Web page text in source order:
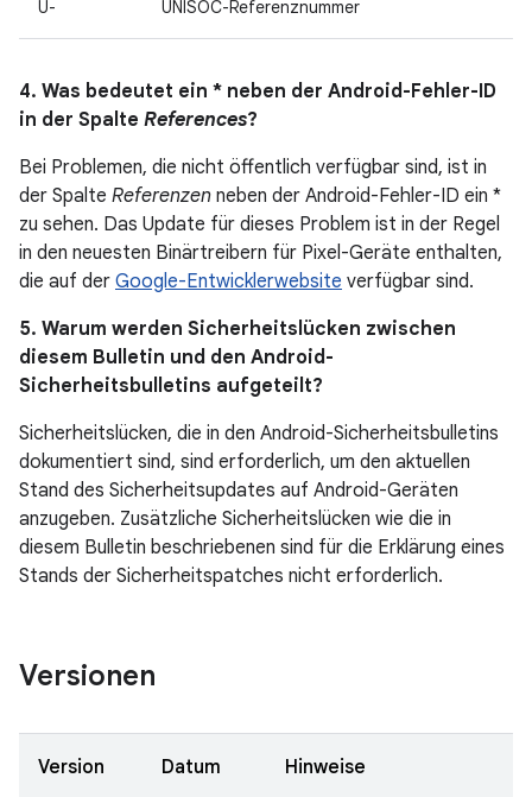
U- UNISOC-Referenznummer
4. Was bedeutet ein * neben der Android-Fehler-ID
in der Spalte References?
Bei Problemen, die nicht öffentlich verfügbar sind, ist in
der Spalte Referenzen neben der Android-Fehler-ID ein *
zu sehen. Das Update für dieses Problem ist in der Regel
in den neuesten Binärtreibern für Pixel-Geräte enthalten,
die auf der Google-Entwicklerwebsite verfügbar sind.
5. Warum werden Sicherheitslücken zwischen
diesem Bulletin und den Android-
Sicherheitsbulletins aufgeteilt?
Sicherheitslücken, die in den Android-Sicherheitsbulletins
dokumentiert sind, sind erforderlich, um den aktuellen
Stand des Sicherheitsupdates auf Android-Geräten
anzugeben. Zusätzliche Sicherheitslücken wie die in
diesem Bulletin beschriebenen sind für die Erklärung eines
Stands der Sicherheitspatches nicht erforderlich.
Versionen
Version Datum Hinweise